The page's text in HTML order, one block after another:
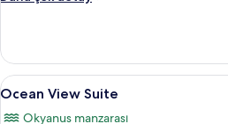
daha
fazla
detay
Ocean
View
10
Ocean View Suite
Okyanus manzarası